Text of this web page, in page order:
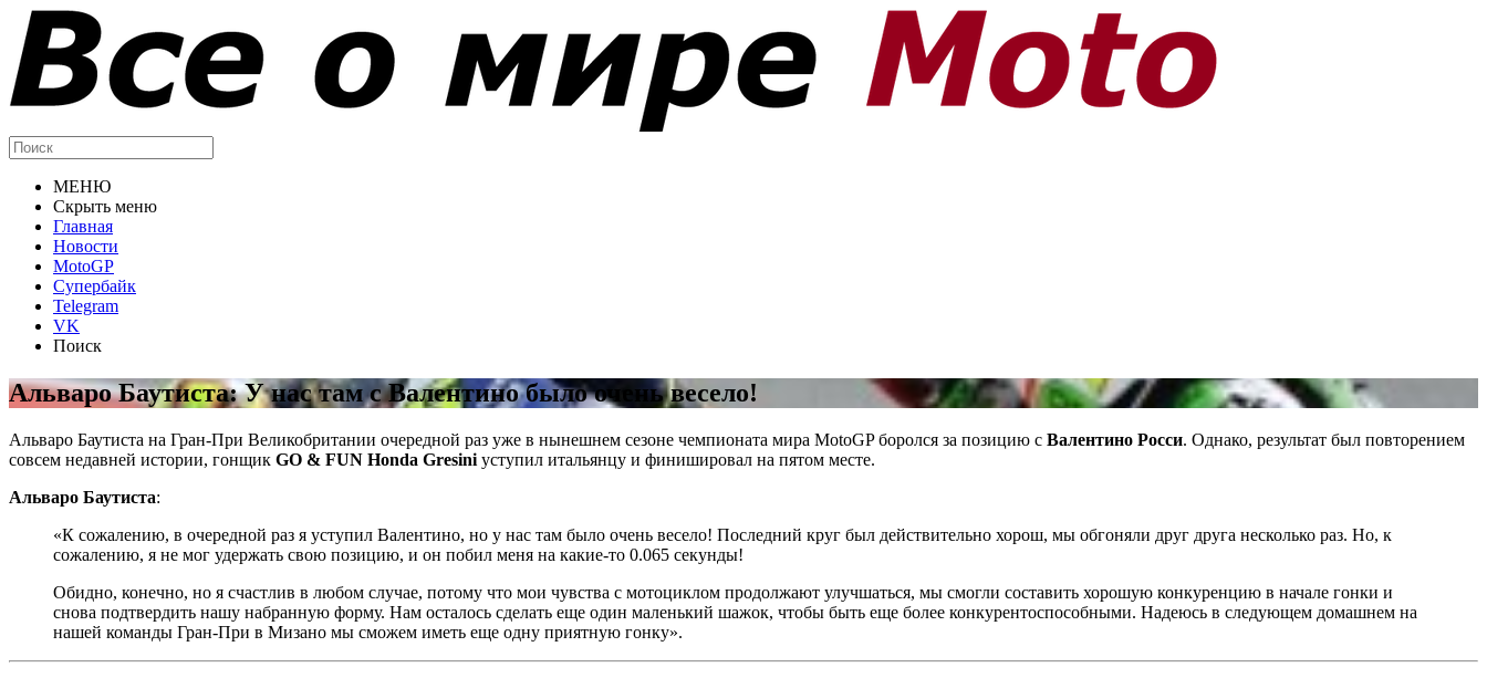
МЕНЮ
Скрыть меню
Главная
Новости
MotoGP
Супербайк
Telegram
VK
Поиск
Альваро Баутиста: У нас там с Валентино было очень весело!
Альваро Баутиста на Гран-При Великобритании очередной раз уже в нынешнем сезоне чемпионата мира MotoGP боролся за позицию с Валентино Росси. Однако, результат был повторением
совсем недавней истории, гонщик GO & FUN Honda Gresini уступил итальянцу и финишировал на пятом месте.
Альваро Баутиста:
«К сожалению, в очередной раз я уступил Валентино, но у нас там было очень весело! Последний круг был действительно хорош, мы обгоняли друг друга несколько раз. Но, к
сожалению, я не мог удержать свою позицию, и он побил меня на какие-то 0.065 секунды!
Обидно, конечно, но я счастлив в любом случае, потому что мои чувства с мотоциклом продолжают улучшаться, мы смогли составить хорошую конкуренцию в начале гонки и
снова подтвердить нашу набранную форму. Нам осталось сделать еще один маленький шажок, чтобы быть еще более конкурентоспособными. Надеюсь в следующем домашнем на
нашей команды Гран-При в Мизано мы сможем иметь еще одну приятную гонку».